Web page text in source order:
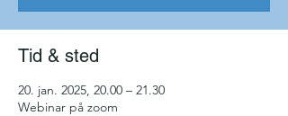
Tid & sted
20. jan. 2025, 20.00 – 21.30
Webinar på zoom